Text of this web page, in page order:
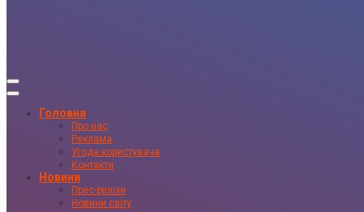
Головна
Про нас
Реклама
Угода користувача
Контакти
Новини
Прес-релізи
Новини світу